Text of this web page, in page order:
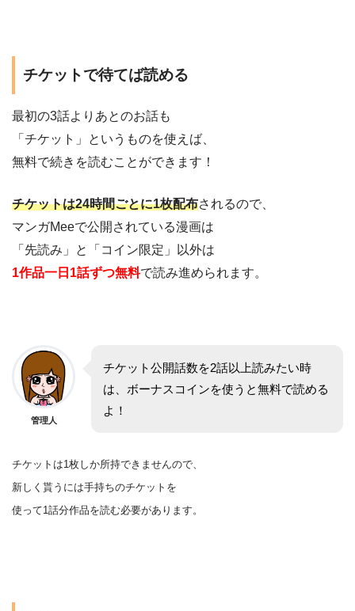
チケットで待てば読める
最初の3話よりあとのお話も
「チケット」というものを使えば、
無料で続きを読むことができます！
チケットは24時間ごとに1枚配布されるので、
マンガMeeで公開されている漫画は
「先読み」と「コイン限定」以外は
1作品一日1話ずつ無料で読み進められます。
管理人
チケット公開話数を2話以上読みたい時
は、ボーナスコインを使うと無料で読める
よ！
チケットは1枚しか所持できませんので、
新しく貰うには手持ちのチケットを
使って1話分作品を読む必要があります。